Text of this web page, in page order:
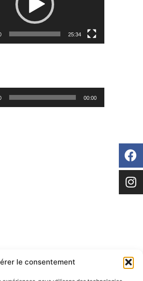
le consentement
25:34
00:00